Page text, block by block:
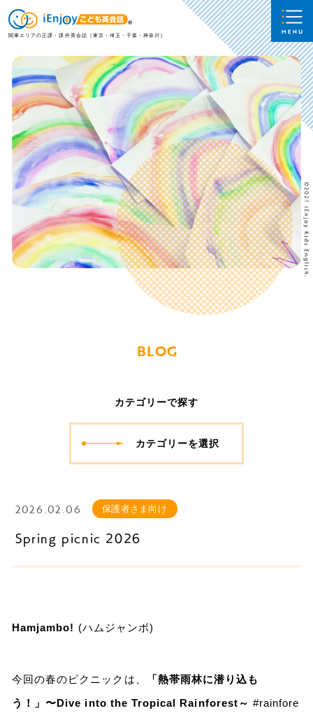
関東エリアの正課・課外英会話［東京・埼玉・千葉・神奈川］
BLOG
カテゴリーで探す
カテゴリーを選択
2026.02.06 保護者さま向け
​Spring picnic 2026
Hamjambo! (ハムジャンボ)
今回の春のピクニックは、
「熱帯雨林に潜り込も
う！」〜Dive into the Tropical Rainforest～ #rainfore